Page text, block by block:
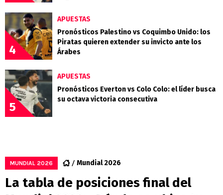
4
APUESTAS
Pronósticos Palestino vs Coquimbo Unido: los
Piratas quieren extender su invicto ante los
Árabes
5
APUESTAS
Pronósticos Everton vs Colo Colo: el líder busca
su octava victoria consecutiva
MUNDIAL 2026 Mundial 2026
La tabla de posiciones final del